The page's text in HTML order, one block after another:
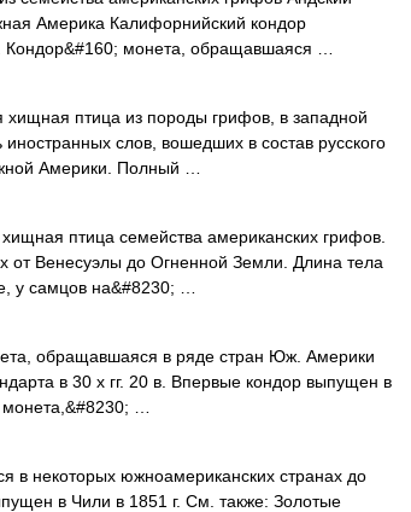
Америка Калифорнийский кондор
монета, обращавшаяся …
птица из породы грифов, в западной
слов, вошедших в состав русского
Америки. Полный …
птица семейства американских грифов.
от Венесуэлы до Огненной Земли. Длина тела
у самцов на&#8230; …
обращавшаяся в ряде стран Юж. Америки
в 30 х гг. 20 в. Впервые кондор выпущен в
…
в некоторых южноамериканских странах до
в Чили в 1851 г. См. также: Золотые